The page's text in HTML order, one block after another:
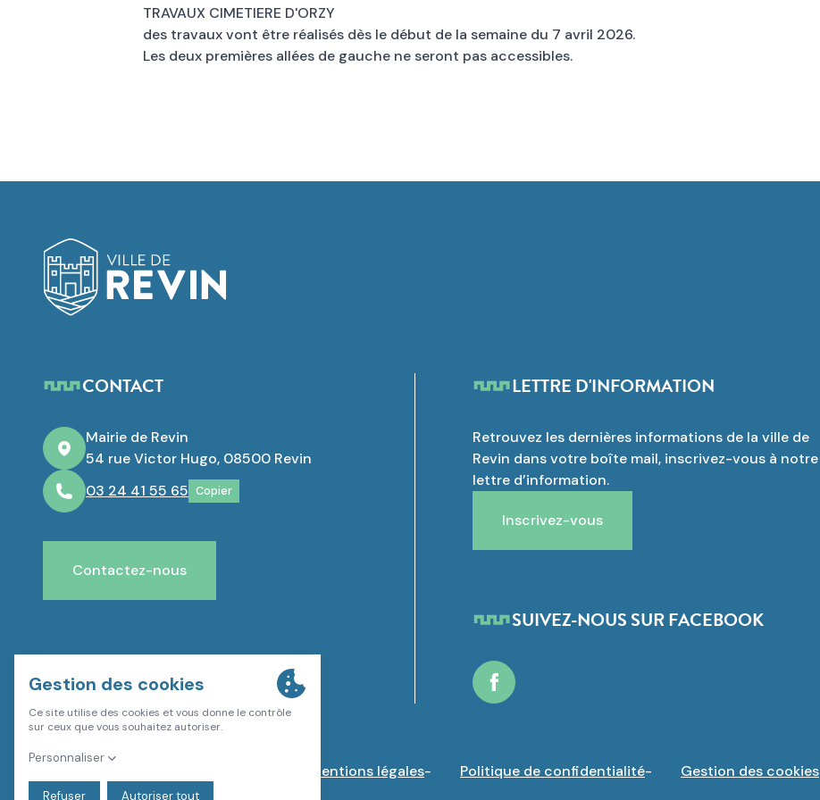
TRAVAUX CIMETIERE D'ORZY
des travaux vont être réalisés dès le début de la semaine du 7 avril 2026.
Les deux premières allées de gauche ne seront pas accessibles.
CONTACT
Mairie de Revin
54 rue Victor Hugo, 08500 Revin
03 24 41 55 65 Copier
Contactez-nous
LETTRE D'INFORMATION
Retrouvez les dernières informations de la ville de
Revin dans votre boîte mail, inscrivez-vous à notre
lettre d’information.
Inscrivez-vous
SUIVEZ-NOUS SUR FACEBOOK
Mentions légales Politique de confidentialité Gestion des cookies